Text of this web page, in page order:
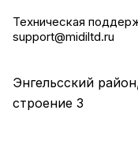
Техническая
support@midiltd.ru
Энгельсский
строение 3